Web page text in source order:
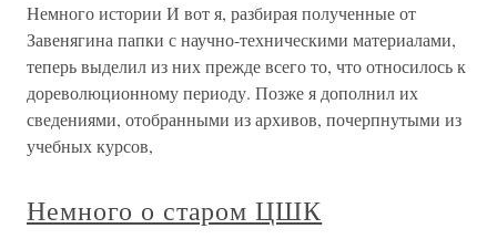
Немного истории И вот я, разбирая полученные от
Завенягина папки с научно-техническими материалами,
теперь выделил из них прежде всего то, что относилось к
дореволюционному периоду. Позже я дополнил их
сведениями, отобранными из архивов, почерпнутыми из
учебных курсов,
Немного о старом ЦШК